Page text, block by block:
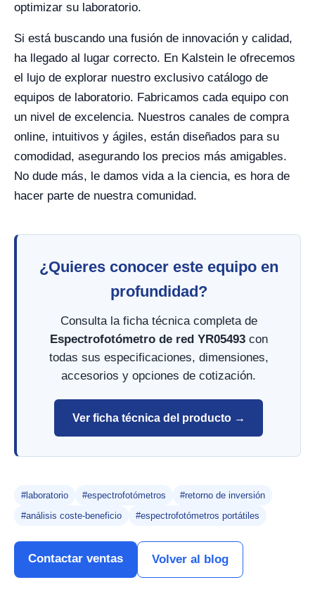
optimizar su laboratorio.
Si está buscando una fusión de innovación y calidad,
ha llegado al lugar correcto. En Kalstein le ofrecemos
el lujo de explorar nuestro exclusivo catálogo de
equipos de laboratorio. Fabricamos cada equipo con
un nivel de excelencia. Nuestros canales de compra
online, intuitivos y ágiles, están diseñados para su
comodidad, asegurando los precios más amigables.
No dude más, le damos vida a la ciencia, es hora de
hacer parte de nuestra comunidad.
¿Quieres conocer este equipo en
profundidad?
Consulta la ficha técnica completa de
Espectrofotómetro de red YR05493con
todas sus especificaciones, dimensiones,
accesorios y opciones de cotización.
Ver ficha técnica del producto →
#laboratorio #espectrofotómetros
#retorno de inversión
#análisis coste-beneficio
#espectrofotómetros portátiles
Contactar ventas Volver al blog